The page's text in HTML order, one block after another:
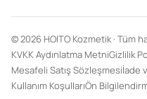
© 2026 HOITO Kozmetik · Tüm
KVKK Aydınlatma MetniGizlilik
Mesafeli Satış Sözleşmesiİade
Kullanım KoşullarıÖn